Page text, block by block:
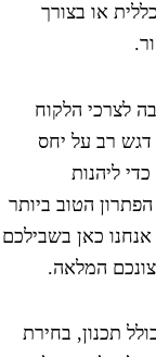
או בצורך
לצרכי הלקוח
רב על יחס
ליהנות
הטוב ביותר
כאן בשבילכם
המלאה.
תכנון, בחירת